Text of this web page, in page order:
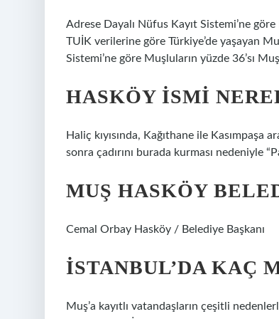
Adrese Dayalı Nüfus Kayıt Sistemi’ne
TUİK verilerine göre Türkiye’de yaşayan
Sistemi’ne göre Muşluların yüzde 36’sı
HASKÖY ISMI
Haliç kıyısında, Kağıthane ile
sonra çadırını burada kurması nedeniyle
MUŞ HASKÖY
Cemal Orbay Hasköy / Belediye Başkanı
İSTANBUL’DA KAÇ
Muş’a kayıtlı vatandaşların çeşitli